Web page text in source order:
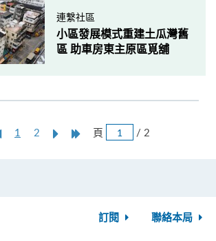
連繫社區
小區發展模式重建土瓜灣舊
區 助車房東主原區覓舖
上
1 2
NextLast頁 / 2
訂閱 聯絡本局